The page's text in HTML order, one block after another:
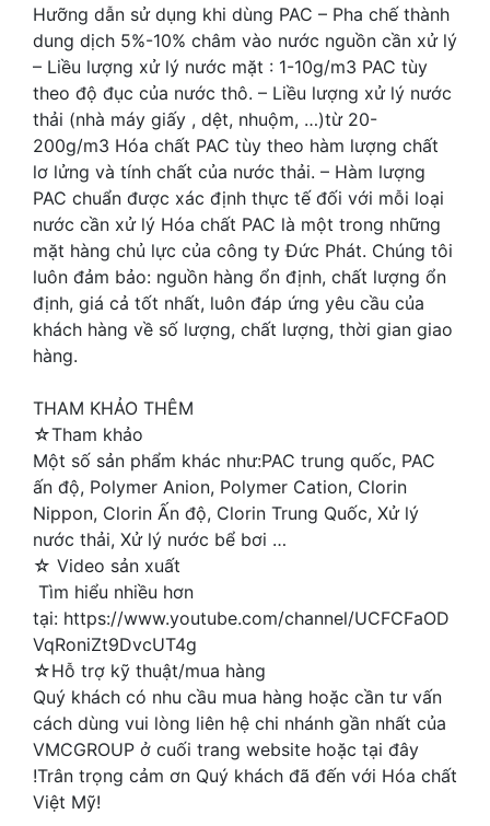
Hưỡng dẫn sử dụng khi dùng PAC – Pha chế thành
dung dịch 5%-10% châm vào nước nguồn cần xử lý
– Liều lượng xử lý nước mặt : 1-10g/m3 PAC tùy
theo độ đục của nước thô. – Liều lượng xử lý nước
thải (nhà máy giấy , dệt, nhuộm, …)từ 20-
200g/m3 Hóa chất PAC tùy theo hàm lượng chất
lơ lửng và tính chất của nước thải. – Hàm lượng
PAC chuẩn được xác định thực tế đối với mỗi loại
nước cần xử lý Hóa chất PAC là một trong những
mặt hàng chủ lực của công ty Đức Phát. Chúng tôi
luôn đảm bảo: nguồn hàng ổn định, chất lượng ổn
định, giá cả tốt nhất, luôn đáp ứng yêu cầu của
khách hàng về số lượng, chất lượng, thời gian giao
hàng.
THAM KHẢO THÊM
☆Tham khảo
Một số sản phẩm khác như:PAC trung quốc, PAC
ấn độ, Polymer Anion, Polymer Cation, Clorin
Nippon, Clorin Ấn độ, Clorin Trung Quốc, Xử lý
nước thải, Xử lý nước bể bơi …
☆ Video sản xuất
Tìm hiểu nhiều hơn
tại: https://www.youtube.com/channel/UCFCFaOD
VqRoniZt9DvcUT4g
☆Hỗ trợ kỹ thuật/mua hàng
Quý khách có nhu cầu mua hàng hoặc cần tư vấn
cách dùng vui lòng liên hệ chi nhánh gần nhất của
VMCGROUP ở cuối trang website hoặc tại đây
!Trân trọng cảm ơn Quý khách đã đến với Hóa chất
Việt Mỹ!